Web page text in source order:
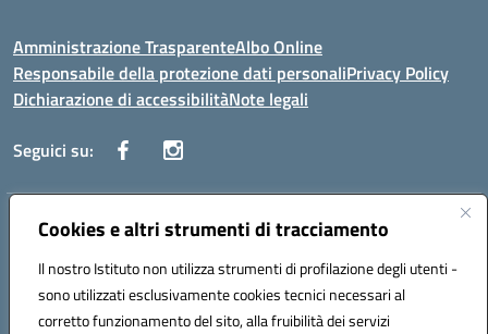
Cookies e altri strumenti di tracciamento
Il nostro Istituto non utilizza strumenti di profilazione degli utenti -
sono utilizzati esclusivamente cookies tecnici necessari al
corretto funzionamento del sito, alla fruibilità dei servizi
Amministrazione TrasparenteAlbo Online
Responsabile della protezione dati personaliPrivacy Policy
Dichiarazione di accessibilitàNote legali
Seguici su:
Indirizzo:Corso Vittorio Emanuele, 27 90133 - Palermo
Posta elettronica certificata (PEC):pais03600r@pec.istruzione.it
Codice fiscale: 97308550827